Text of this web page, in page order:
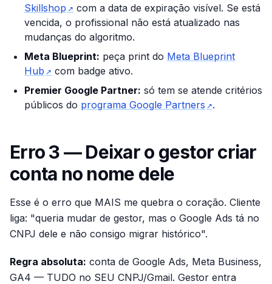
Skillshop ↗ com a data de expiração visível. Se está
vencida, o profissional não está atualizado nas
mudanças do algoritmo.
Meta Blueprint: peça print do Meta Blueprint
Hub ↗ com badge ativo.
Premier Google Partner: só tem se atende critérios
públicos do programa Google Partners ↗.
Erro 3 — Deixar o gestor criar
conta no nome dele
Esse é o erro que MAIS me quebra o coração. Cliente
liga: "queria mudar de gestor, mas o Google Ads tá no
CNPJ dele e não consigo migrar histórico".
Regra absoluta: conta de Google Ads, Meta Business,
GA4 — TUDO no SEU CNPJ/Gmail. Gestor entra